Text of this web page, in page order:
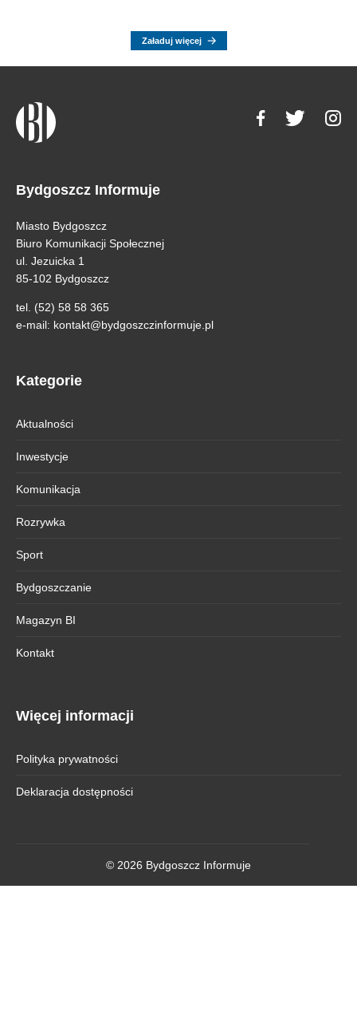
Załaduj więcej
Bydgoszcz Informuje
Miasto Bydgoszcz
Biuro Komunikacji Społecznej
ul. Jezuicka 1
85-102 Bydgoszcz
tel. (52) 58 58 365
e-mail: kontakt@bydgoszczinformuje.pl
Kategorie
Aktualności
Inwestycje
Komunikacja
Rozrywka
Sport
Bydgoszczanie
Magazyn BI
Kontakt
Więcej informacji
Polityka prywatności
Deklaracja dostępności
© 2026 Bydgoszcz Informuje